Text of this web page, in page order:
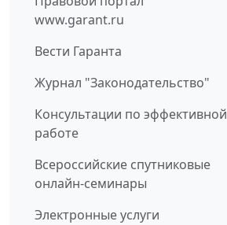
www.garant.ru
Вести Гаранта
Журнал "Законодательство"
Консультации по эффективной
работе
Всероссийские спутниковые
онлайн-семинары
Электронные услуги